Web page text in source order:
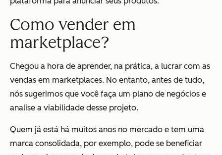
Como vender em
marketplace?
Chegou a hora de aprender, na prática, a lucrar com as
vendas em marketplaces. No entanto, antes de tudo,
nós sugerimos que você faça um plano de negócios e
analise a viabilidade desse projeto.
Quem já está há muitos anos no mercado e tem uma
marca consolidada, por exemplo, pode se beneficiar